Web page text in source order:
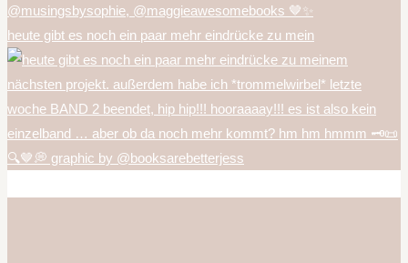
heute gibt es noch ein paar mehr eindrücke zu mein